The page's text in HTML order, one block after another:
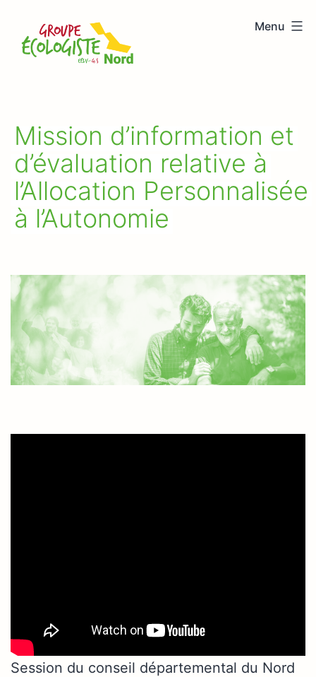
contenu
Groupe
Menu
Mission d’information et
d’évaluation relative à
l’Allocation Personnalisée
à l’Autonomie
Session du conseil départemental du Nord